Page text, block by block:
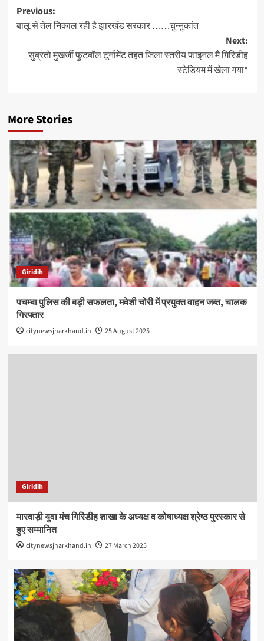
Post
navigation
Previous:
बालू से तेल निकाल रही है झारखंड सरकार ……चुन्नुकांत
Next:
सुब्रतो मुखर्जी फुटबॉल टूर्नामेंट तहत जिला स्तरीय फाइनल मै गिरिडीह
स्टेडियम में खेला गया*
More Stories
Giridih
पचम्बा पुलिस की बड़ी सफलता, मवेशी चोरी में प्रयुक्त वाहन जब्त, चालक
गिरफ्तार
citynewsjharkhand.in 25 August 2025
Giridih
मारवाड़ी युवा मंच गिरिडीह शाखा के अध्यक्ष व कोषाध्यक्ष श्रेष्ठ पुरस्कार से
हुए सम्मानित
citynewsjharkhand.in 27 March 2025